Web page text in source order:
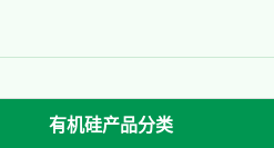
有机硅产品分类